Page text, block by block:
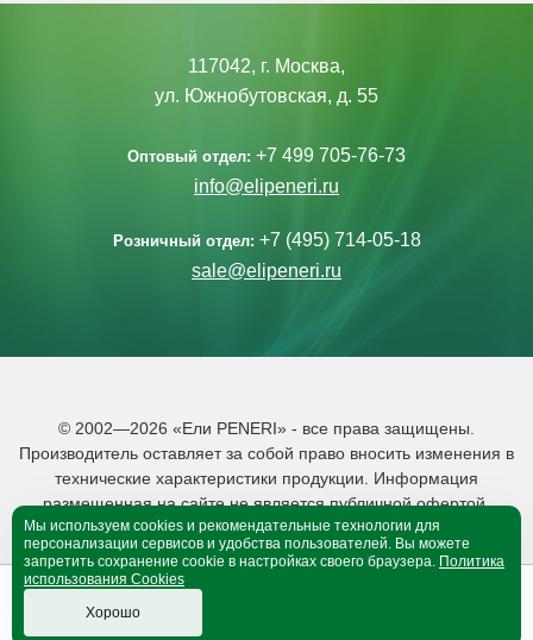
0
117042, г. Москва,
ул. Южнобутовская, д. 55
Оптовый отдел: +7 499 705-76-73
info@elipeneri.ru
Розничный отдел: +7 (495) 714-05-18
sale@elipeneri.ru
© 2002—2026 «Ели PENERI» - все права защищены.
Производитель оставляет за собой право вносить изменения в
технические характеристики продукции. Информация
размещенная на сайте не является публичной офертой.
Политика обработки персональных данных
Мы используем cookies и рекомендательные технологии для
персонализации сервисов и удобства пользователей. Вы можете
запретить сохранение cookie в настройках своего браузера. Политика
использования Cookies
Хорошо